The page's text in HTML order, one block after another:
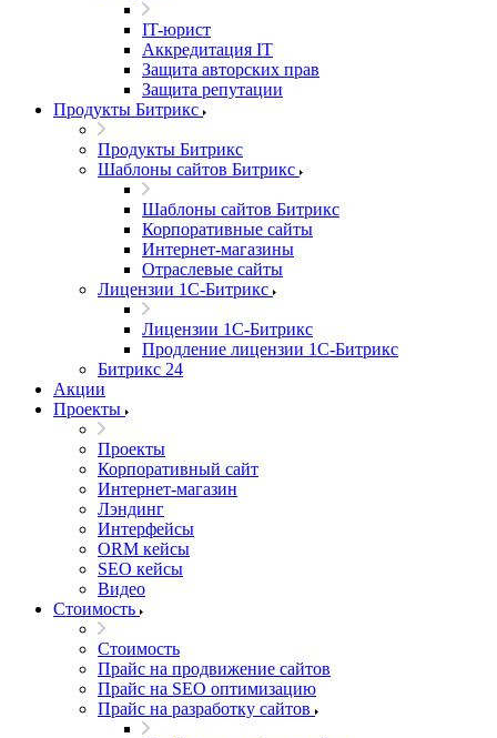
IT-юрист
Аккредитация IT
Защита авторских прав
Защита репутации
Продукты Битрикс
Продукты Битрикс
Шаблоны сайтов Битрикс
Шаблоны сайтов Битрикс
Корпоративные сайты
Интернет-магазины
Отраслевые сайты
Лицензии 1С-Битрикс
Лицензии 1С-Битрикс
Продление лицензии 1С-Битрикс
Битрикс 24
Акции
Проекты
Проекты
Корпоративный сайт
Интернет-магазин
Лэндинг
Интерфейсы
ORM кейсы
SEO кейсы
Видео
Стоимость
Стоимость
Прайс на продвижение сайтов
Прайс на SEO оптимизацию
Прайс на разработку сайтов